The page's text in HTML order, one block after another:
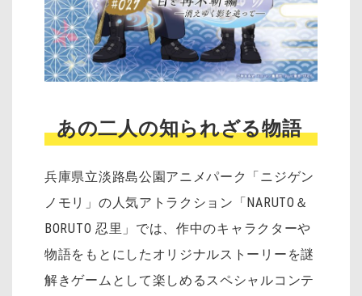
あの二人の知られざる物語
兵庫県立淡路島公園アニメパーク「ニジゲン
ノモリ」の人気アトラクション「NARUTO＆
BORUTO 忍里」では、作中のキャラクターや
物語をもとにしたオリジナルストーリーを謎
解きゲームとして楽しめるスペシャルコンテ